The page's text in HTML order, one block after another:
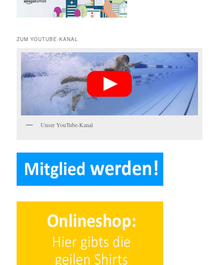
ZUM YOUTUBE-KANAL
Unser YouTube-Kanal